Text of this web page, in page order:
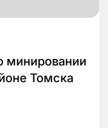
минировании
Томска